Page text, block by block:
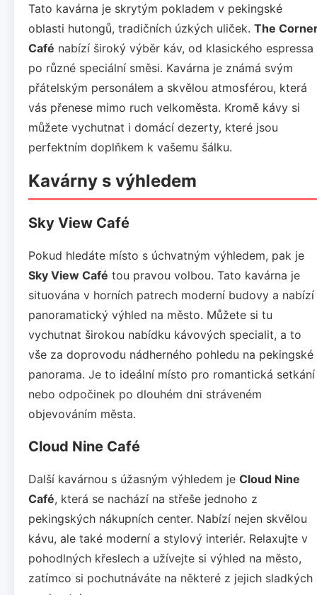
Tato kavárna je skrytým pokladem v pekingské
oblasti hutongů, tradičních úzkých uliček. The
Café nabízí široký výběr káv, od klasického espressa
po různé speciální směsi. Kavárna je známá svým
přátelským personálem a skvělou atmosférou, která
vás přenese mimo ruch velkoměsta. Kromě kávy si
můžete vychutnat i domácí dezerty, které jsou
perfektním doplňkem k vašemu šálku.
Kavárny s výhledem
Sky View Café
Pokud hledáte místo s úchvatným výhledem, pak je
Sky View Café tou pravou volbou. Tato kavárna je
situována v horních patrech moderní budovy a nabízí
panoramatický výhled na město. Můžete si tu
vychutnat širokou nabídku kávových specialit, a to
vše za doprovodu nádherného pohledu na pekingské
panorama. Je to ideální místo pro romantická setkání
nebo odpočinek po dlouhém dni stráveném
objevováním města.
Cloud Nine Café
Další kavárnou s úžasným výhledem je Cloud Nine
Café, která se nachází na střeše jednoho z
pekingských nákupních center. Nabízí nejen skvělou
kávu, ale také moderní a stylový interiér. Relaxujte v
pohodlných křeslech a užívejte si výhled na město,
zatímco si pochutnáváte na některé z jejich sladkých